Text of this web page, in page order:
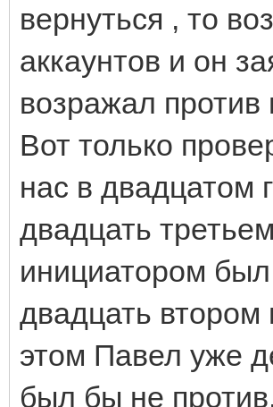
вернуться , то
аккаунтов и он
возражал против
Вот только
нас в двадцатом
двадцать
инициатором
двадцать
этом Павел уже
был бы не